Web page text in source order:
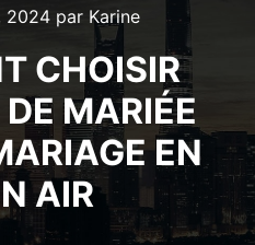
2024par Karine
CHOISIR
MARIÉE
EN
AIR